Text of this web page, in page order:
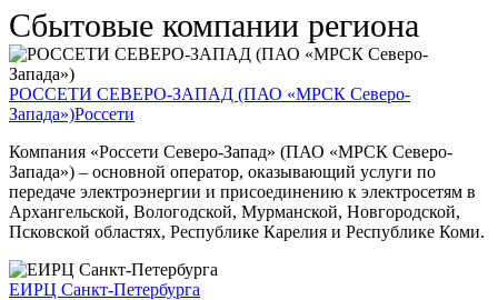
Сбытовые компании региона
РОССЕТИ СЕВЕРО-ЗАПАД (ПАО «МРСК Северо-
Запада»)Россети
Компания «Россети Северо-Запад» (ПАО «МРСК Северо-
Запада») – основной оператор, оказывающий услуги по
передаче электроэнергии и присоединению к электросетям в
Архангельской, Вологодской, Мурманской, Новгородской,
Псковской областях, Республике Карелия и Республике Коми.
ЕИРЦ Санкт-Петербурга